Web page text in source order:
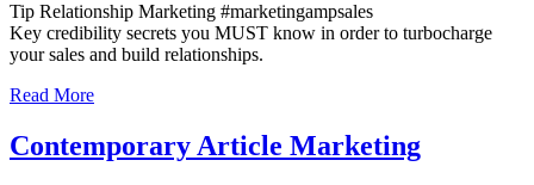
Tip Relationship Marketing #marketingampsales
Key credibility secrets you MUST know in order to turbocharge
your sales and build relationships.
Read More
Contemporary Article Marketing